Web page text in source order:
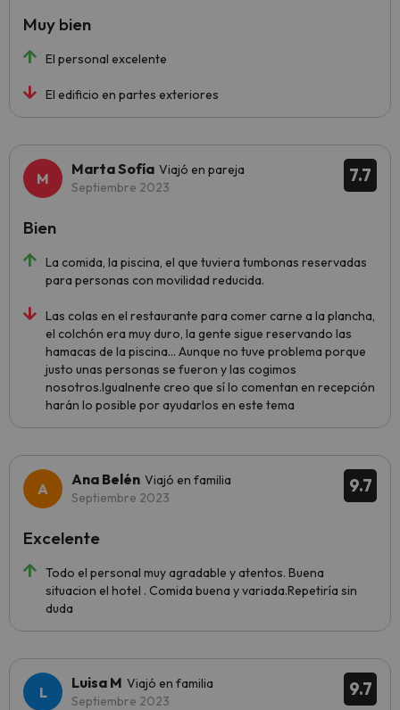
El personal excelente
El edificio en partes exteriores
Muy bien
7.7
Marta Sofía Viajó en pareja
Septiembre 2023
La comida, la piscina, el que tuviera tumbonas reservadas
para personas con movilidad reducida.
Las colas en el restaurante para comer carne a la plancha,
el colchón era muy duro, la gente sigue reservando las
hamacas de la piscina... Aunque no tuve problema porque
justo unas personas se fueron y las cogimos
nosotros.Igualnente creo que sí lo comentan en recepción
harán lo posible por ayudarlos en este tema
Bien
9.7
Ana Belén Viajó en familia
Septiembre 2023
Todo el personal muy agradable y atentos. Buena
situacion el hotel . Comida buena y variada.Repetiría sin
duda
Excelente
9.7
Luisa M Viajó en familia
Septiembre 2023